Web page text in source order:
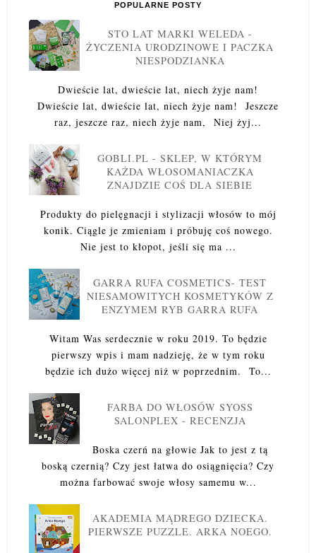
POPULARNE POSTY
STO LAT MARKI WELEDA -
ŻYCZENIA URODZINOWE I PACZKA
NIESPODZIANKA
Dwieście lat, dwieście lat, niech żyje nam!
Dwieście lat, dwieście lat, niech żyje nam! Jeszcze
raz, jeszcze raz, niech żyje nam, Niej żyj...
GOBLI.PL - SKLEP, W KTÓRYM
KAŻDA WŁOSOMANIACZKA
ZNAJDZIE COŚ DLA SIEBIE
Produkty do pielęgnacji i stylizacji włosów to mój
konik. Ciągle je zmieniam i próbuję coś nowego.
Nie jest to kłopot, jeśli się ma ...
GARRA RUFA COSMETICS- TEST
NIESAMOWITYCH KOSMETYKÓW Z
ENZYMEM RYB GARRA RUFA
Witam Was serdecznie w roku 2019. To będzie
pierwszy wpis i mam nadzieję, że w tym roku
będzie ich dużo więcej niż w poprzednim. To...
FARBA DO WŁOSÓW SYOSS
SALONPLEX - RECENZJA
Boska czerń na głowie Jak to jest z tą
boską czernią? Czy jest łatwa do osiągnięcia? Czy
można farbować swoje włosy samemu w...
AKADEMIA MĄDREGO DZIECKA.
PIERWSZE PUZZLE. ARKA NOEGO.